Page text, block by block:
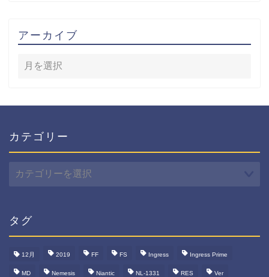
アーカイブ
カテゴリー
テ
ー
タグ
12月 2019 FF FS Ingress Ingress Prime
MD Nemesis Niantic NL-1331 RES Ver